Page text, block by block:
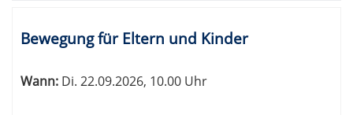
Bewegung für Eltern und Kinder
Wann: Di. 22.09.2026, 10.00 Uhr